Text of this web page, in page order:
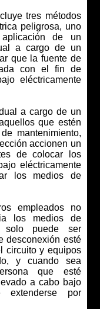
tres métodos
peligrosa, uno
de un
a cargo de un
que la fuente de
con el fin de
eléctricamente
a cargo de un
que estén
mantenimiento,
accionen un
de colocar los
eléctricamente
los medios de
empleados no
los medios de
solo puede ser
desconexión esté
circuito y equipos
y cuando sea
que esté
a cabo bajo
extenderse por